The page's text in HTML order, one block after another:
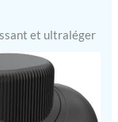
et ultraléger